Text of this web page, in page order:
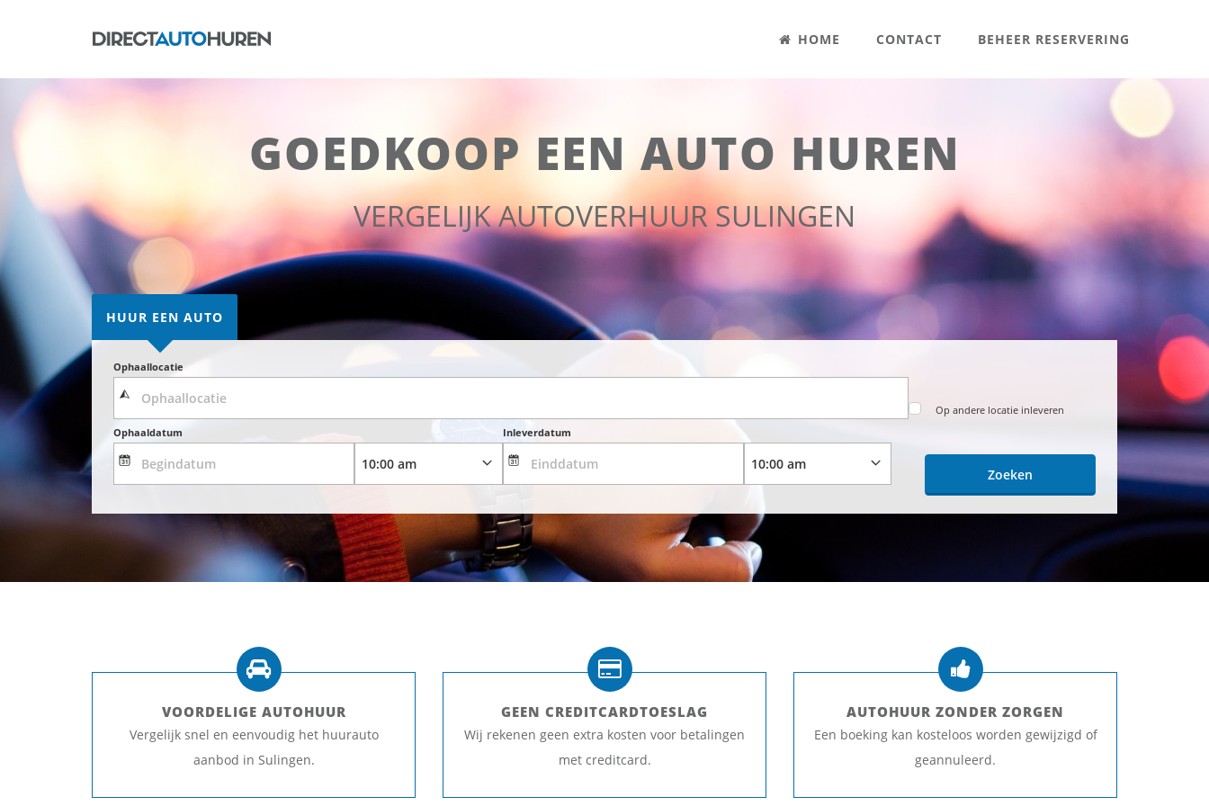
HOME CONTACT BEHEER RESERVERING
GOEDKOOP EEN AUTO HUREN
VERGELIJK AUTOVERHUUR SULINGEN
HUUR EEN AUTO
Ophaallocatie
Op andere locatie inleveren
Ophaaldatum
Inleverdatum
Zoeken
VOORDELIGE AUTOHUUR
Vergelijk snel en eenvoudig het huurauto
aanbod in Sulingen.
GEEN CREDITCARDTOESLAG
Wij rekenen geen extra kosten voor betalingen
met creditcard.
AUTOHUUR ZONDER ZORGEN
Een boeking kan kosteloos worden gewijzigd of
geannuleerd.